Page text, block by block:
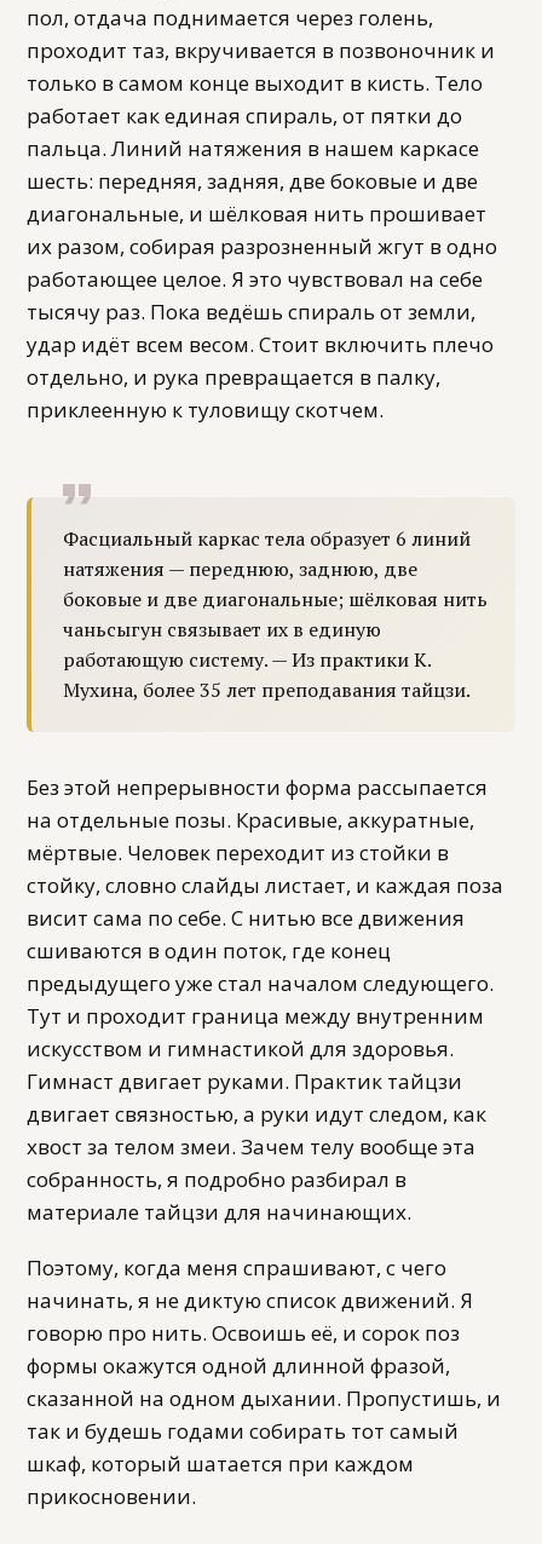
пол, отдача поднимается через голень,
проходит таз, вкручивается в позвоночник и
только в самом конце выходит в кисть. Тело
работает как единая спираль, от пятки до
пальца. Линий натяжения в нашем каркасе
шесть: передняя, задняя, две боковые и две
диагональные, и шёлковая нить прошивает
их разом, собирая разрозненный жгут в одно
работающее целое. Я это чувствовал на себе
тысячу раз. Пока ведёшь спираль от земли,
удар идёт всем весом. Стоит включить плечо
отдельно, и рука превращается в палку,
приклеенную к туловищу скотчем.
Фасциальный каркас тела образует 6 линий
натяжения — переднюю, заднюю, две
боковые и две диагональные; шёлковая нить
чаньсыгун связывает их в единую
работающую систему. — Из практики К.
Мухина, более 35 лет преподавания тайцзи.
Без этой непрерывности форма рассыпается
на отдельные позы. Красивые, аккуратные,
мёртвые. Человек переходит из стойки в
стойку, словно слайды листает, и каждая поза
висит сама по себе. С нитью все движения
сшиваются в один поток, где конец
предыдущего уже стал началом следующего.
Тут и проходит граница между внутренним
искусством и гимнастикой для здоровья.
Гимнаст двигает руками. Практик тайцзи
двигает связностью, а руки идут следом, как
хвост за телом змеи. Зачем телу вообще эта
собранность, я подробно разбирал в
материале тайцзи для начинающих.
Поэтому, когда меня спрашивают, с чего
начинать, я не диктую список движений. Я
говорю про нить. Освоишь её, и сорок поз
формы окажутся одной длинной фразой,
сказанной на одном дыхании. Пропустишь, и
так и будешь годами собирать тот самый
шкаф, который шатается при каждом
прикосновении.